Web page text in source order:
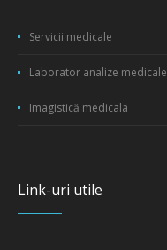
Servicii medicale
Laborator analize medicale
Imagistică medicala
Link-uri utile